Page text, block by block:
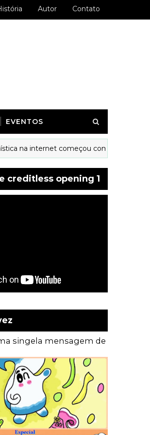
Autor Contato
EVENTOS
internet começou com...
creditless opening 1
singela mensagem de